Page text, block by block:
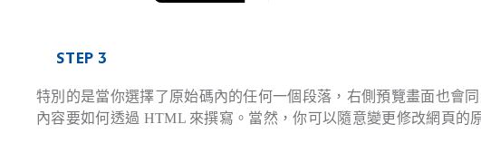
STEP 3
特別的是當你選擇了原始碼內的任何一個段落，右側預覽畫面也會
內容要如何透過 HTML 來撰寫。當然，你可以隨意變更修改網頁的